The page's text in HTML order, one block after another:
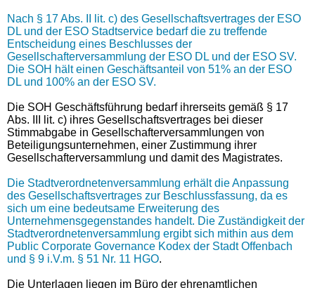
Nach § 17 Abs. II lit. c) des Gesellschaftsvertrages der ESO
DL und der ESO Stadtservice bedarf die zu treffende
Entscheidung eines Beschlusses der
Gesellschafterversammlung der ESO DL und der ESO SV.
Die SOH hält einen Geschäftsanteil von 51% an der ESO
DL und 100% an der ESO SV.
Die SOH Geschäftsführung bedarf ihrerseits gemäß § 17
Abs. III lit. c) ihres Gesellschaftsvertrages bei dieser
Stimmabgabe in Gesellschafterversammlungen von
Beteiligungsunternehmen, einer Zustimmung ihrer
Gesellschafterversammlung und damit des Magistrates.
Die Stadtverordnetenversammlung erhält die Anpassung
des Gesellschaftsvertrages zur Beschlussfassung, da es
sich um eine bedeutsame Erweiterung des
Unternehmensgegenstandes handelt. Die Zuständigkeit der
Stadtverordnetenversammlung ergibt sich mithin aus dem
Public Corporate Governance Kodex der Stadt Offenbach
und § 9 i.V.m. § 51 Nr. 11 HGO.
Die Unterlagen liegen im Büro der ehrenamtlichen